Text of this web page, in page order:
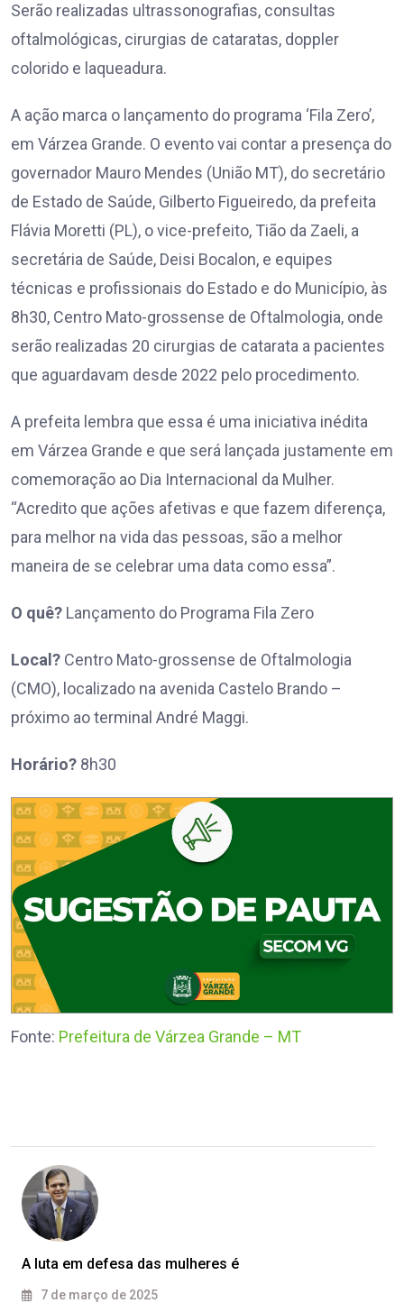
Serão realizadas ultrassonografias, consultas
oftalmológicas, cirurgias de cataratas, doppler
colorido e laqueadura.
A ação marca o lançamento do programa ‘Fila Zero’,
em Várzea Grande. O evento vai contar a presença do
governador Mauro Mendes (União MT), do secretário
de Estado de Saúde, Gilberto Figueiredo, da prefeita
Flávia Moretti (PL), o vice-prefeito, Tião da Zaeli, a
secretária de Saúde, Deisi Bocalon, e equipes
técnicas e profissionais do Estado e do Município, às
8h30, Centro Mato-grossense de Oftalmologia, onde
serão realizadas 20 cirurgias de catarata a pacientes
que aguardavam desde 2022 pelo procedimento.
A prefeita lembra que essa é uma iniciativa inédita
em Várzea Grande e que será lançada justamente em
comemoração ao Dia Internacional da Mulher.
“Acredito que ações afetivas e que fazem diferença,
para melhor na vida das pessoas, são a melhor
maneira de se celebrar uma data como essa”.
O quê? Lançamento do Programa Fila Zero
Local? Centro Mato-grossense de Oftalmologia
(CMO), localizado na avenida Castelo Brando –
próximo ao terminal André Maggi.
Horário? 8h30
Fonte: Prefeitura de Várzea Grande – MT
A luta em defesa das mulheres é
7 de março de 2025